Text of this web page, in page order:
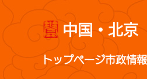
中国・北京
トップページ市政情報